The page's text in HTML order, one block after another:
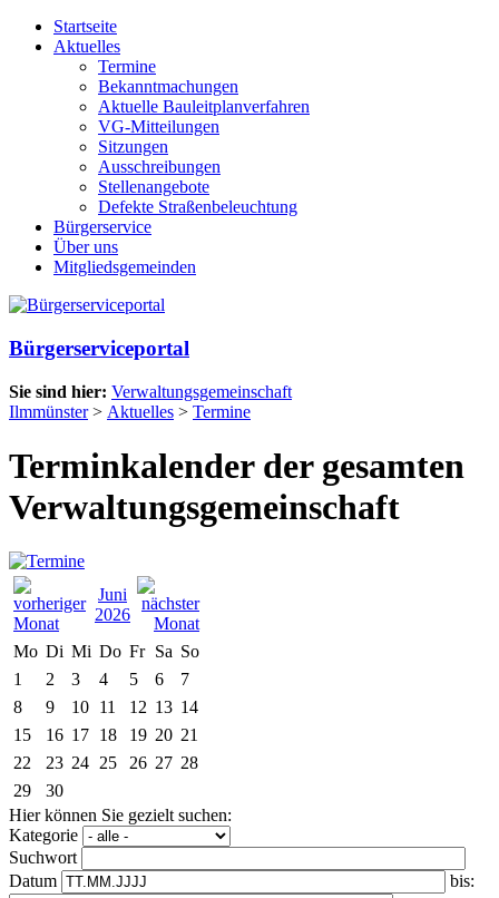
Startseite
Aktuelles
Termine
Bekanntmachungen
Aktuelle Bauleitplanverfahren
VG-Mitteilungen
Sitzungen
Ausschreibungen
Stellenangebote
Defekte Straßenbeleuchtung
Bürgerservice
Über uns
Mitgliedsgemeinden
Bürgerserviceportal
Sie sind hier: Verwaltungsgemeinschaft
Ilmmünster> Aktuelles > Termine
Terminkalender der gesamten
Verwaltungsgemeinschaft
Juni
2026
Mo Di Mi Do Fr Sa So
1
2 3 4 5 6
7
8
9 10 11 12 13 14
15
16 17 18 19 20 21
22
23 24 25 26 27 28
29
30
Hier können Sie gezielt suchen:
Kategorie
Suchwort
Datum
bis: